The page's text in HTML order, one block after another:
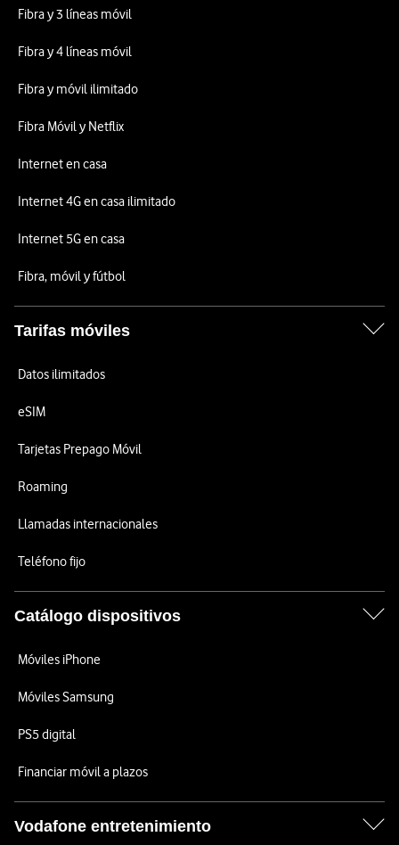
Fibra y 3 líneas móvil
Fibra y 4 líneas móvil
Fibra y móvil ilimitado
Fibra Móvil y Netflix
Internet en casa
Internet 4G en casa ilimitado
Internet 5G en casa
Fibra, móvil y fútbol
Tarifas móviles
Datos ilimitados
eSIM
Tarjetas Prepago Móvil
Roaming
Llamadas internacionales
Teléfono fijo
Catálogo dispositivos
Móviles iPhone
Móviles Samsung
PS5 digital
Financiar móvil a plazos
Vodafone entretenimiento